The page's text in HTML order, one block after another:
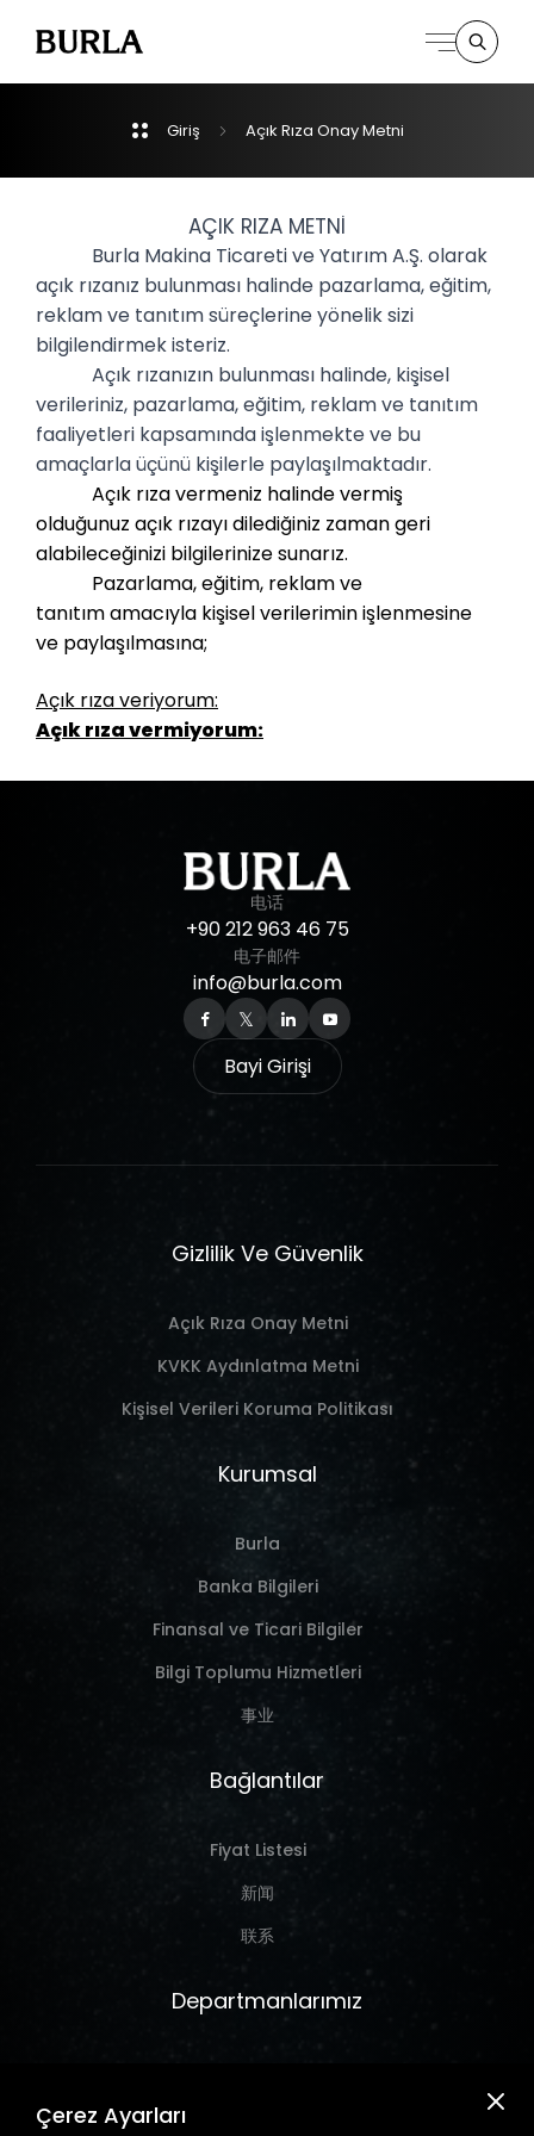
İletişim
Giriş Açık Rıza OnayMetni
AÇIK RIZA METNİ
Burla Makina Ticareti ve Yatırım A.Ş. olarak
açık rızanız bulunması halinde pazarlama, eğitim,
reklam ve tanıtım süreçlerine yönelik sizi
bilgilendirmek isteriz.
Açık rızanızın bulunması halinde, kişisel
verileriniz, pazarlama, eğitim, reklam ve tanıtım
faaliyetleri kapsamında işlenmekte ve bu
amaçlarla üçünü kişilerle paylaşılmaktadır.
Açık rıza vermeniz halinde vermiş
olduğunuz açık rızayı dilediğiniz zaman geri
alabileceğinizi bilgilerinize sunarız.
Pazarlama, eğitim, reklam ve
tanıtımamacıyla kişisel verilerimin işlenmesine
ve paylaşılmasına;
Açık rıza veriyorum:
Açık rıza vermiyorum:
电话
+90212963 46 75
电子邮件
info@burla.com
Bayi Girişi
Gizlilik Ve Güvenlik
Açık Rıza Onay Metni
KVKK Aydınlatma Metni
Kişisel Verileri Koruma Politikası
Kurumsal
Burla
Banka Bilgileri
Finansal ve Ticari Bilgiler
Bilgi Toplumu Hizmetleri
事业
Bağlantılar
Fiyat Listesi
新闻
联系
Departmanlarımız
Çerez Ayarları